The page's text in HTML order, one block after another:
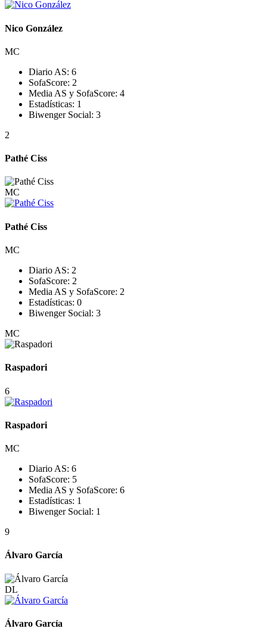
Nico González
MC
Diario AS: 6
SofaScore: 2
Media AS y SofaScore: 4
Estadísticas: 1
Biwenger Social: 3
2
Pathé Ciss
MC
Pathé Ciss
MC
Diario AS: 2
SofaScore: 2
Media AS y SofaScore: 2
Estadísticas: 0
Biwenger Social: 3
MC
Raspadori
6
Raspadori
MC
Diario AS: 6
SofaScore: 5
Media AS y SofaScore: 6
Estadísticas: 1
Biwenger Social: 1
9
Álvaro García
DL
Álvaro García